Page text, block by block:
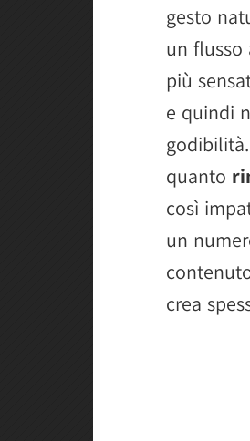
gesto
un flusso
più
e quindi
quanto
così
un
crea